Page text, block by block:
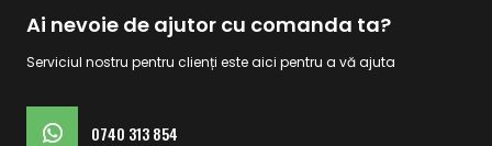
Ai nevoie de ajutor cu comanda ta?
Serviciul nostru pentru clienți este aici pentru a vă ajuta
0740 313 854